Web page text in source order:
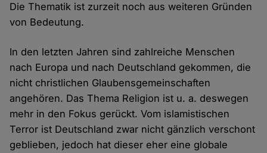
Die Thematik ist zurzeit noch aus weiteren Gründen
von Bedeutung.
In den letzten Jahren sind zahlreiche Menschen
nach Europa und nach Deutschland gekommen, die
nicht christlichen Glaubensgemeinschaften
angehören. Das Thema Religion ist u. a. deswegen
mehr in den Fokus gerückt. Vom islamistischen
Terror ist Deutschland zwar nicht gänzlich verschont
geblieben, jedoch hat dieser eher eine globale